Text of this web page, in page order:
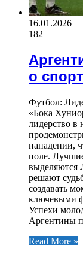
16.01.2026
182
о
Футбол:
«Бока
лидерство в
нападении,
поле.
выделяются
решают
создавать
ключевыми
Успехи
Аргентины
Read More »